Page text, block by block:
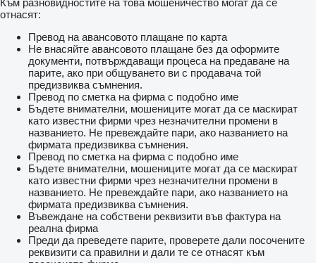
Към разновидностите на това мошеничество могат да се
отнасят:
Превод на авансовото плащане по карта
Не внасяйте авансовото плащане без да оформите
документи, потвърждаващи процеса на предаване на
парите, ако при общуването ви с продавача той
предизвиква съмнения.
Превод по сметка на фирма с подобно име
Бъдете внимателни, мошениците могат да се маскират
като известни фирми чрез незначителни промени в
названието. Не превеждайте пари, ако названието на
фирмата предизвиква съмнения.
Превод по сметка на фирма с подобно име
Бъдете внимателни, мошениците могат да се маскират
като известни фирми чрез незначителни промени в
названието. Не превеждайте пари, ако названието на
фирмата предизвиква съмнения.
Въвеждане на собствени реквизити във фактура на
реална фирма
Преди да преведете парите, проверете дали посочените
реквизити са правилни и дали те се отнасят към